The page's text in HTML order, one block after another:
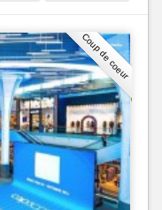
Coup de coeur